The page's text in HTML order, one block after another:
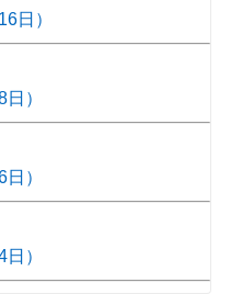
日）
）
）
）